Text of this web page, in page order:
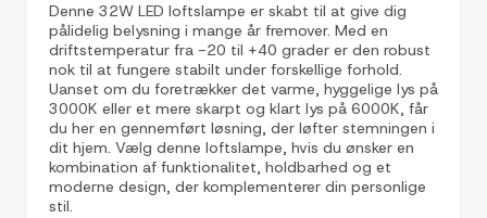
Denne 32W LED loftslampe er skabt til at give dig
pålidelig belysning i mange år fremover. Med en
driftstemperatur fra -20 til +40 grader er den robust
nok til at fungere stabilt under forskellige forhold.
Uanset om du foretrækker det varme, hyggelige lys på
3000K eller et mere skarpt og klart lys på 6000K, får
du her en gennemført løsning, der løfter stemningen i
dit hjem. Vælg denne loftslampe, hvis du ønsker en
kombination af funktionalitet, holdbarhed og et
moderne design, der komplementerer din personlige
stil.